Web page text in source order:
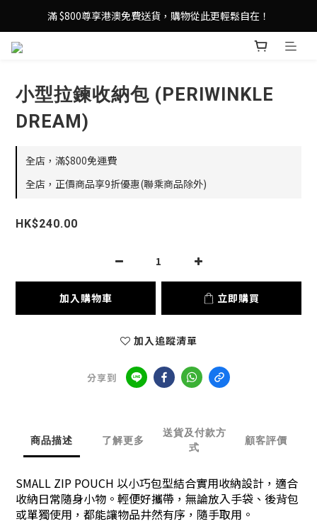
登記成為 LeSportsac網店會員，即享 HK$50 購物金禮遇！
滿 $800尊享港澳免費送貨，購物從此更輕鬆自在！
登記成為 LeSportsac網店會員，即享 HK$50 購物金禮遇！
小型拉鍊收納包 (PERIWINKLE
DREAM)
全店，滿$800免運費
全店，正價商品享9折優惠(聯乘商品除外)
HK$240.00
加入購物車 立即購買
加入追蹤清單
分享到
商品描述 了解更多
送貨及付款方
式
顧客評價
SMALL ZIP POUCH 以小巧包型結合實用收納設計，適合
收納日常隨身小物。輕便好攜帶，無論放入手袋、後背包
或單獨使用，都能讓物品井然有序，隨手取用。